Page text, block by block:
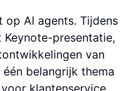
AI agents. Tijdens
presentatie,
van
belangrijk thema
klantenservice,